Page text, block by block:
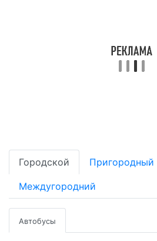
Городской Пригородный
Междугородний
Автобусы